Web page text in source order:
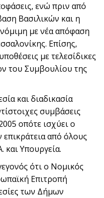
ενώ πριν από
Βασιλικών και η
με νέα απόφαση
Επίσης,
με τελεσίδικες
του Συμβουλίου της
και διαδικασία
συμβάσεις
οπότε ισχύει ο
από όλους
και Υπουργεία.
ότι ο Νομικός
Επιτροπή
των Δήμων